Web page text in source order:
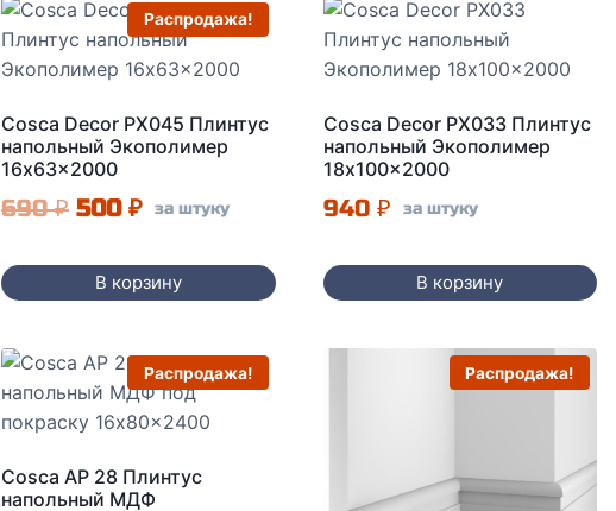
Распродажа!
Cosca Decor PX045 Плинтус
напольный Экополимер
16x63x2000
690₽ Первоначальная
составляла
500₽Текущая
500 ₽.
за штуку
В корзину
Cosca Decor PX033 Плинтус
напольный Экополимер
18x100x2000
940 ₽ за штуку
В корзину
Распродажа!
Cosca AP 28 Плинтус
напольный МДФ
Распродажа!